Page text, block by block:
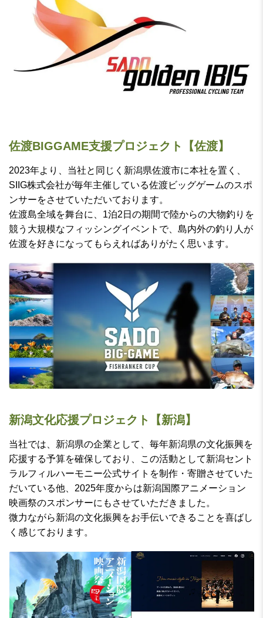
佐渡BIGGAME支援プロジェクト【佐渡】
2023年より、当社と同じく新潟県佐渡市に本社を置く、
SIIG株式会社が毎年主催している佐渡ビッグゲームのスポ
ンサーをさせていただいております。
佐渡島全域を舞台に、1泊2日の期間で陸からの大物釣りを
競う大規模なフィッシングイベントで、島内外の釣り人が
佐渡を好きになってもらえればありがたく思います。
新潟文化応援プロジェクト【新潟】
当社では、新潟県の企業として、毎年新潟県の文化振興を
応援する予算を確保しており、この活動として新潟セント
ラルフィルハーモニー公式サイトを制作・寄贈させていた
だいている他、2025年度からは新潟国際アニメーション
映画祭のスポンサーにもさせていただきました。
微力ながら新潟の文化振興をお手伝いできることを喜ばし
く感じております。